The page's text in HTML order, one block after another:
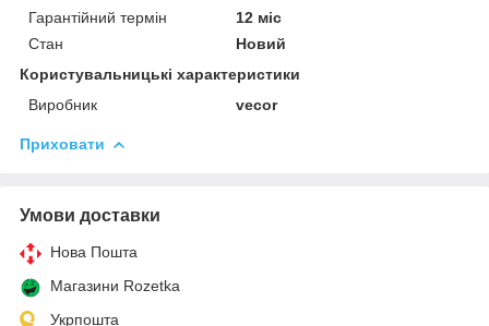
Гарантійний термін
12 міс
Стан
Новий
Користувальницькі характеристики
Виробник
vecor
Приховати
Умови доставки
Нова Пошта
Магазини Rozetka
Укрпошта